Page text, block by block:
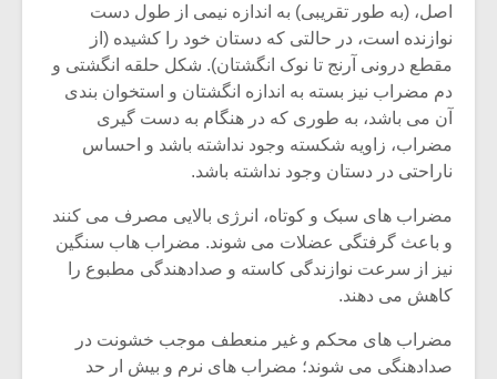
اصل، (به طور تقریبی) به اندازه نیمی از طول دست
نوازنده است، در حالتی که دستان خود را کشیده (از
مقطع درونی آرنج تا نوک انگشتان). شکل حلقه انگشتی و
دم مضراب نیز بسته به اندازه انگشتان و استخوان بندی
آن می باشد، به طوری که در هنگام به دست گیری
مضراب، زاویه شکسته وجود نداشته باشد و احساس
ناراحتی در دستان وجود نداشته باشد.
مضراب های سبک و کوتاه، انرژی بالایی مصرف می کنند
و باعث گرفتگی عضلات می شوند. مضراب هاب سنگین
نیز از سرعت نوازندگی کاسته و صدادهندگی مطبوع را
کاهش می دهند.
مضراب های محکم و غیر منعطف موجب خشونت در
صدادهنگی می شوند؛ مضراب های نرم و بیش ار حد